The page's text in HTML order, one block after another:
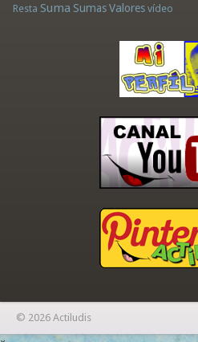
Resta Suma Sumas Valores vídeo
© 2026 Actiludis